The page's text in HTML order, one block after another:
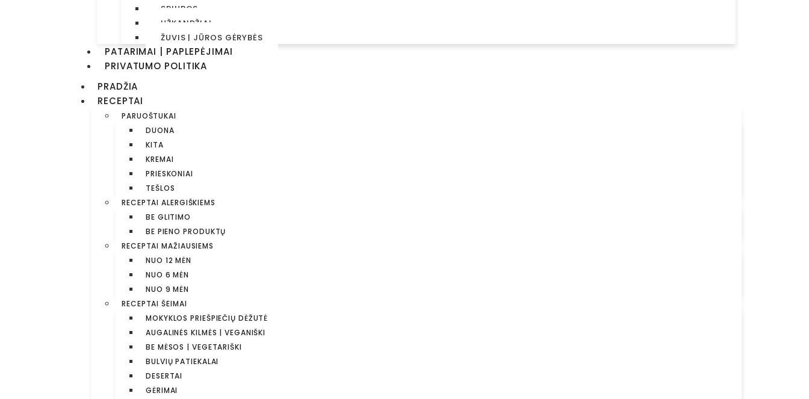
SRIUBOS
UŽKANDŽIAI
ŽUVIS | JŪROS GĖRYBĖS
PATARIMAI | PAPLEPĖJIMAI
PRIVATUMO POLITIKA
PRADŽIA
RECEPTAI
PARUOŠTUKAI
DUONA
KITA
KREMAI
PRIESKONIAI
TEŠLOS
RECEPTAI ALERGIŠKIEMS
BE GLITIMO
BE PIENO PRODUKTŲ
RECEPTAI MAŽIAUSIEMS
NUO 12 MĖN
NUO 6 MĖN
NUO 9 MĖN
RECEPTAI ŠEIMAI
MOKYKLOS PRIEŠPIEČIŲ DĖŽUTĖ
AUGALINĖS KILMĖS | VEGANIŠKI
BE MĖSOS | VEGETARIŠKI
BULVIŲ PATIEKALAI
DESERTAI
GĖRIMAI